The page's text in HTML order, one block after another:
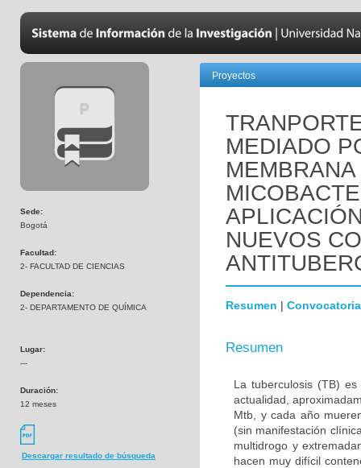
Sede:
Bogotá
Facultad:
2- FACULTAD DE CIENCIAS
Dependencia:
2- DEPARTAMENTO DE QUÍMICA
Lugar:
---
Duración:
12 meses
Descargar resultado de búsqueda
Proyectos
MEDIADO
NUEVOS
Resumen | Convocatoria
Resumen
La tuberculosis (TB)
actualidad,
Mtb, y cada año
(sin manifestación
multidrogo y
hacen muy difícil